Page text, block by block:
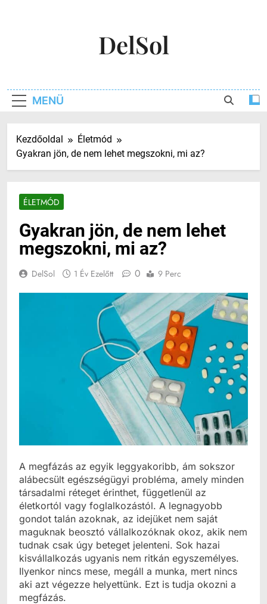
DelSol
MENÜ
Kezdőoldal
Életmód
Gyakran jön, de nem lehet megszokni, mi az?
ÉLETMÓD
Gyakran jön, de nem lehet
megszokni, mi az?
DelSol 1 Év Ezelőtt 0 9 Perc
A megfázás az egyik leggyakoribb, ám sokszor
alábecsült egészségügyi probléma, amely minden
társadalmi réteget érinthet, függetlenül az
életkortól vagy foglalkozástól. A legnagyobb
gondot talán azoknak, az idejüket nem saját
maguknak beosztó vállalkozóknak okoz, akik nem
tudnak csak úgy beteget jelenteni. Sok hazai
kisvállalkozás ugyanis nem ritkán egyszemélyes.
Ilyenkor nincs mese, megáll a munka, mert nincs
aki azt végezze helyettünk. Ezt is tudja okozni a
megfázás.